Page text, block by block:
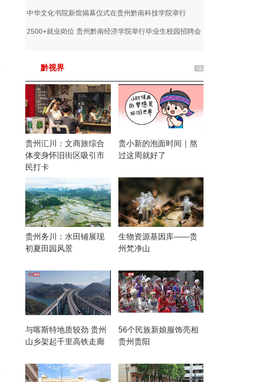
中华文化书院新馆揭幕仪式在贵州黔南科技学院举行
2500+就业岗位 贵州黔南经济学院举行毕业生校园招聘会
黔视界
贵州汇川：文商旅综合
体变身怀旧街区吸引市
民打卡
贵小新的泡面时间｜熬
过这周就好了
贵州务川：水田铺展现
初夏田园风景
生物资源基因库——贵
州梵净山
与喀斯特地质较劲 贵州
山乡架起千里高铁走廊
56个民族新娘服饰亮相
贵州贵阳